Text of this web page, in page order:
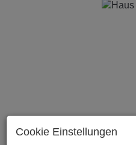
Cookie Einstellungen